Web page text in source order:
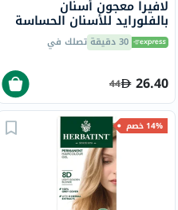
لافيرا معجون أسنان
بالفلورايد للأسنان الحساسة
والمُرممة، 75 مل
30 دقيقة تصلك في
26.40
44
14% خصم